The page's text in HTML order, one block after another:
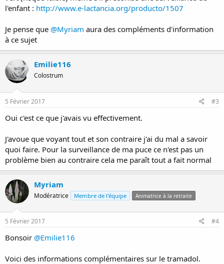
Des doses faibles et/ou ponctuelles de morphiniques prescrites à
une femme allaitante ne semblent guère poser de problèmes à
toutefois préférable de les éviter chez le prématuré, ou quand le
bébé présente un quelconque problème médical. La littérature
médicale sur les morphiniques reste peu abondante, même si
toutes les études qui existent actuellement font état d'un faible
passage dans le lait, et les effets secondaires sérieux semblent
mère dont le bébé est prématuré ou présente un problème médical,
neurologique.
l'enfant : http://www.e-lactancia.org/producto/1507
Je pense que @Myriam aura des compléments d'information
à ce sujet
Emilie116
Colostrum
5 Février 2017 #3
Oui c'est ce que j'avais vu effectivement.
J'avoue que voyant tout et son contraire j'ai du mal a savoir
quoi faire. Pour la surveillance de ma puce ce n'est pas un
problème bien au contraire cela me paraît tout a fait normal
Myriam
Modératrice Membre de l'équipe Animatrice à la retraite
5 Février 2017 #4
Bonsoir @Emilie116
Voici des informations complémentaires sur le tramadol.